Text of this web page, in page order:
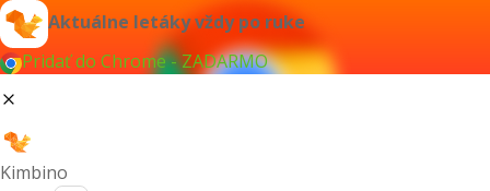
Aktuálne letáky vždy po ruke
Pridať do Chrome - ZADARMO
Kimbino